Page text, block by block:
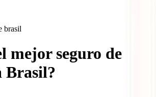
brasil
mejor seguro de
Brasil?